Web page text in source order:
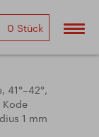
0 Stück
41°–42°,
Kode
1 mm